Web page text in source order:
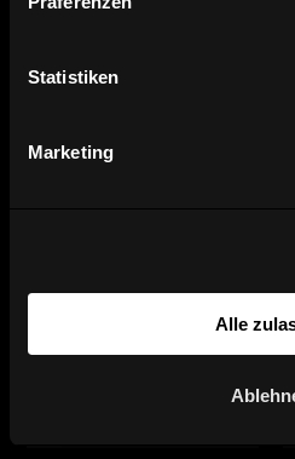
Statistiken
Marketing
Alle
Serienübersicht